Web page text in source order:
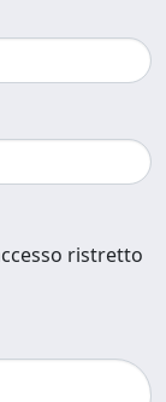
ristretto